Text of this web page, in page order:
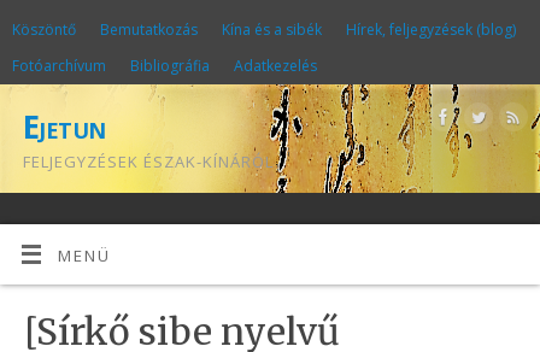
Köszöntő Bemutatkozás Kína és a sibék
Hírek, feljegyzések (blog)
Fotóarchívum
Bibliográfia Adatkezelés
Ejetun
FELJEGYZÉSEK ÉSZAK-KÍNÁRÓL
MENÜ
[Sírkő sibe nyelvű